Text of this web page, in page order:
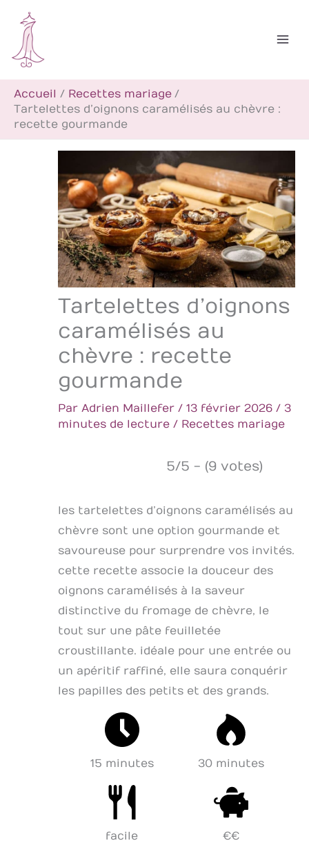
contenu
Accueil
Recettes mariage
Tartelettes d’oignons caramélisés au chèvre :
recette gourmande
Tartelettes d’oignons
caramélisés au
chèvre : recette
gourmande
Par Adrien Maillefer / 13 février 2026 / 3
minutes de lecture / Recettes mariage
5/5 - (9 votes)
les tartelettes d’oignons caramélisés au
chèvre sont une option gourmande et
savoureuse pour surprendre vos invités.
cette recette associe la douceur des
oignons caramélisés à la saveur
distinctive du fromage de chèvre, le
tout sur une pâte feuilletée
croustillante. idéale pour une entrée ou
un apéritif raffiné, elle saura conquérir
les papilles des petits et des grands.
15 minutes 30 minutes
facile €€
c
h
e
r
c